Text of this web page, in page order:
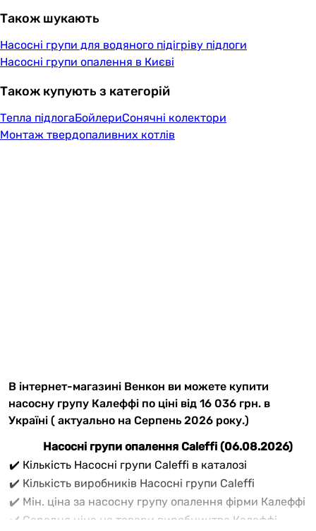
Також шукають
Насосні групи для водяного підігріву підлоги
Насосні групи опалення в Києві
Також купують з категорій
Тепла підлогаБойлериСонячні колектори
Монтаж твердопаливних котлів
В інтернет-магазині Венкон ви можете купити
насосну групу Калеффі по ціні від 16 036 грн. в
Україні ( актуально на Серпень 2026 року.)
Насосні групи опалення Caleffi (06.08.2026)
✔️ Кількість Насосні групи Caleffi в каталозі
✔️ Кількість виробників Насосні групи Caleffi
✔️ Мін. ціна за насосну групу опалення фірми Калеффі
✔️ Середня ціна на товари виробництва Калеффі